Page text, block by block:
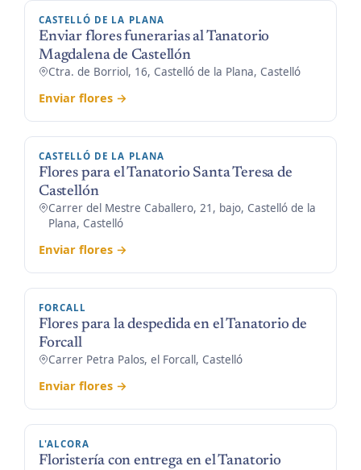
CASTELLÓ DE LA PLANA
Enviar flores funerarias al Tanatorio
Magdalena de Castellón
Ctra. de Borriol, 16, Castelló de la Plana, Castelló
Enviar flores →
CASTELLÓ DE LA PLANA
Flores para el Tanatorio Santa Teresa de
Castellón
Carrer del Mestre Caballero, 21, bajo, Castelló de la
Plana, Castelló
Enviar flores →
FORCALL
Flores para la despedida en el Tanatorio de
Forcall
Carrer Petra Palos, el Forcall, Castelló
Enviar flores →
L'ALCORA
Floristería con entrega en el Tanatorio